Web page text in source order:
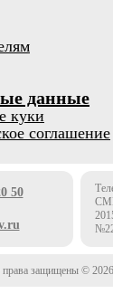
данные
куки
соглашение
50
права защищены © 2026